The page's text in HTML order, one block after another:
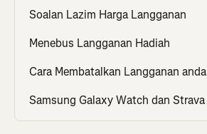
Soalan Lazim Harga Langganan
Menebus Langganan Hadiah
Cara Membatalkan Langganan anda
Samsung Galaxy Watch dan Strava